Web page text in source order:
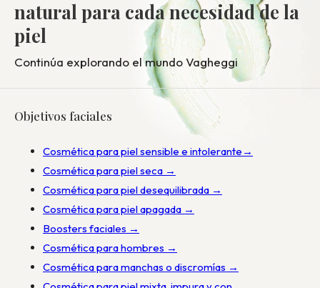
natural para cada necesidad de la
piel
Continúa explorando el mundo Vagheggi
Objetivos faciales
Cosmética para piel sensible e intolerante→
Cosmética para piel seca →
Cosmética para piel desequilibrada →
Cosmética para piel apagada →
Boosters faciales →
Cosmética para hombres →
Cosmética para manchas o discromías →